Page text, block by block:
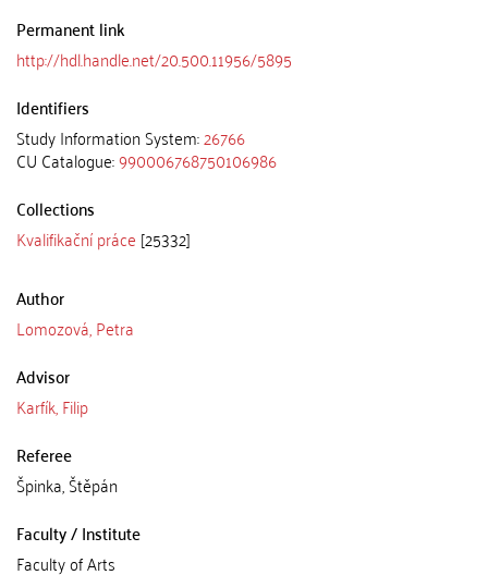
Permanent link
http://hdl.handle.net/20.500.11956/5895
Identifiers
Study Information System:26766
CU Catalogue:990006768750106986
Collections
Kvalifikační práce [25332]
Author
Lomozová, Petra
Advisor
Karfík, Filip
Referee
Špinka, Štěpán
Faculty / Institute
Faculty of Arts